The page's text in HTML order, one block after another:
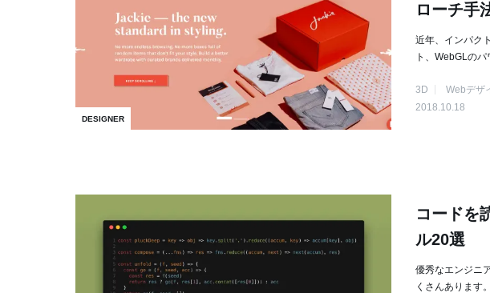
DESIGNER
ローチ手
近年、インパク
ト、WebGLのパ
3D
Webデザ
2018.10.18
コードを
ル20選
優秀なエンジニ
くさんあります